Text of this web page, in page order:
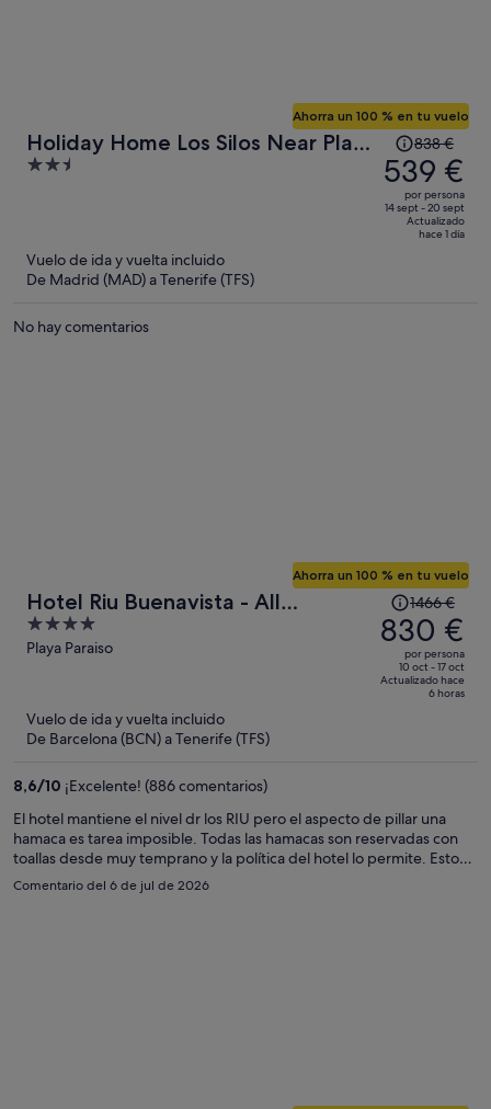
Holiday Home Los Silos Near Playa
La Caleta
2.5
Ahorra un 100 % en tu vuelo
El
precio
era
de
838 €,
838 €
539 €
por persona
14 sept - 20 sept
Actualizado
hace 1 día
Vuelo de ida y vuelta incluido
De Madrid (MAD) a Tenerife (TFS)
No hay comentarios
Hotel Riu Buenavista - All
Inclusive
4
out
Playa Paraiso
Ahorra un 100 % en tu vuelo
El
precio
era
de
1466 €,
persona
1466 €
830 €
por persona
10 oct - 17 oct
Actualizado hace
6 horas
Vuelo de ida y vuelta incluido
De Barcelona (BCN) a Tenerife (TFS)
8,6/10 ¡Excelente! (886 comentarios)
El hotel mantiene el nivel dr los RIU pero el aspecto de pillar una
hamaca es tarea imposible. Todas las hamacas son reservadas con
toallas desde muy temprano y la política del hotel lo permite. Esto
hace muy desagradable querer darte un baño y pasar un rato pq
básicamente no hay sitio a pesar de estar las hamacas vacías.
Comentario del 6 de jul de 2026